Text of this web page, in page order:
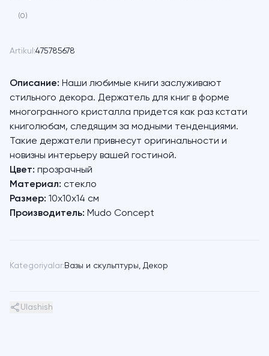
(0)
Artikul:475785678
Описание: Наши любимые книги заслуживают
стильного декора. Держатель для книг в форме
многогранного кристалла придется как раз кстати
книголюбам, следящим за модными тенденциями.
Такие держатели привнесут оригинальности и
новизны интерьеру вашей гостиной.
Цвет: прозрачный
Материал: стекло
Размер: 10х10х14 см
Производитель: Mudo Concept
Kategoriyalar: Вазы и скульптуры, Декор
Ulashish